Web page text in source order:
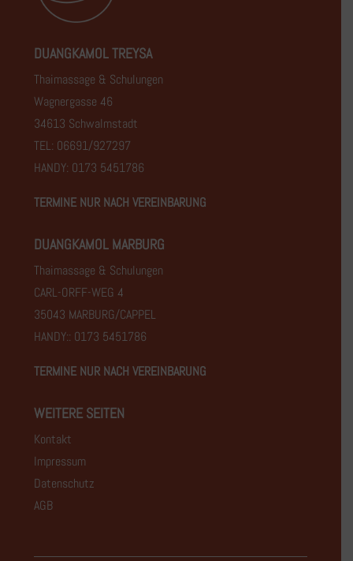
DUANGKAMOL TREYSA
Thaimassage & Schulungen
Wagnergasse 46
34613 Schwalmstadt
TEL: 06691/927297
HANDY: 0173 5451786
TERMINE NUR NACH VEREINBARUNG
DUANGKAMOL MARBURG
Thaimassage & Schulungen
CARL-ORFF-WEG 4
35043 MARBURG/CAPPEL
HANDY:: 0173 5451786
TERMINE NUR NACH VEREINBARUNG
WEITERE SEITEN
Kontakt
Impressum
Datenschutz
AGB